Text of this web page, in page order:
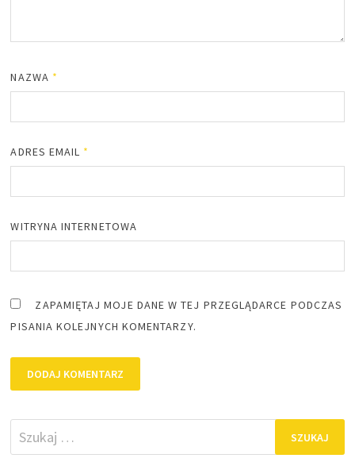
NAZWA *
ADRES EMAIL *
WITRYNA INTERNETOWA
ZAPAMIĘTAJ MOJE DANE W TEJ PRZEGLĄDARCE PODCZAS
PISANIA KOLEJNYCH KOMENTARZY.
Szukaj: